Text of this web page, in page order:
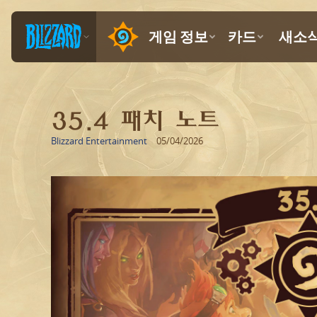
35.4 패치 노트
Blizzard Entertainment 05/04/2026